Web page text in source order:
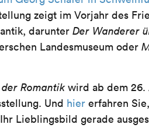
zeigt im Vorjahr des
darunter Der Wanderer
Landesmuseum oder
Romantikwird ab dem 26.
Und hier erfahren
Lieblingsbild gerade